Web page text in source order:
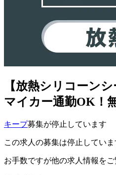
【放熱シリコーン
マイカー通勤OK！
キープ募集が停止しています
この求人の募集は停止していま
お手数ですが他の求人情報をご